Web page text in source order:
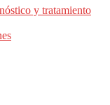
y tratamiento